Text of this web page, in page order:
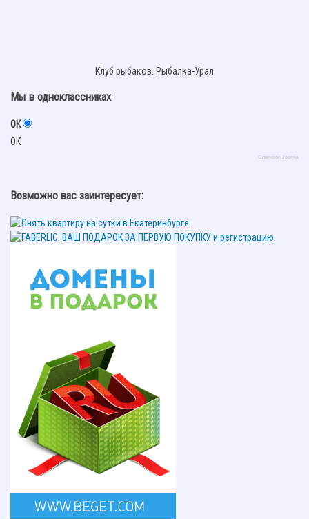
Клуб рыбаков. Рыбалка-Урал
Мы в одноклассниках
ОК
ОК
Extension Joomla
Возможно вас заинтересует: